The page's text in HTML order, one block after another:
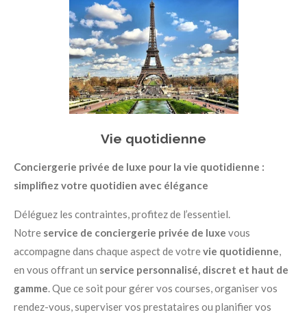
Vie quotidienne
Conciergerie privée de luxe pour la vie quotidienne :
simplifiez votre quotidien avec élégance
Déléguez les contraintes, profitez de l’essentiel.
Notre service de conciergerie privée de luxe vous
accompagne dans chaque aspect de votrevie quotidienne,
en vous offrant un service personnalisé, discret et haut de
gamme. Que ce soit pour gérer vos courses, organiser vos
rendez-vous, superviser vos prestataires ou planifier vos